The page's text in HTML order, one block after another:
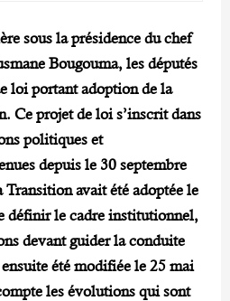
sous la présidence du chef
Bougouma, les députés
loi portant adoption de la
Ce projet de loi s’inscrit dans
politiques et
depuis le 30 septembre
avait été adoptée le
définir le cadre institutionnel,
devant guider la conduite
été modifiée le 25 mai
les évolutions qui sont